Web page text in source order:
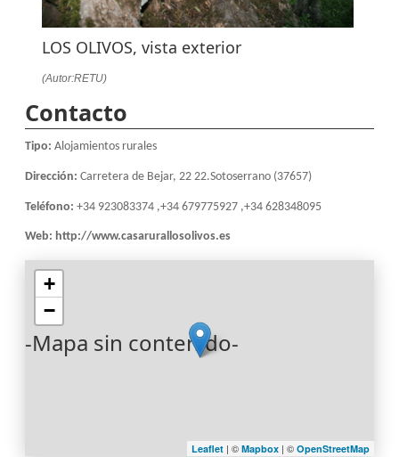
LOS OLIVOS, vista exterior
(Autor:RETU)
Contacto
Tipo:Alojamientos rurales
Dirección:Carretera de Bejar, 22 22.Sotoserrano (37657)
Teléfono:+34 923083374 ,+34 679775927 ,+34 628348095
Web: http://www.casarurallosolivos.es
-Mapa sin contenido-
+
−
Leaflet| © Mapbox | © OpenStreetMap